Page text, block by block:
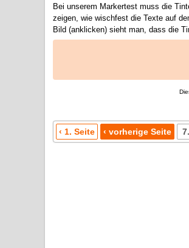
Bei unserem Markertest muss die
zeigen, wie wischfest die Texte auf
Bild (anklicken) sieht man, dass die
‹ 1. Seite ‹ vorherige Seite 7.